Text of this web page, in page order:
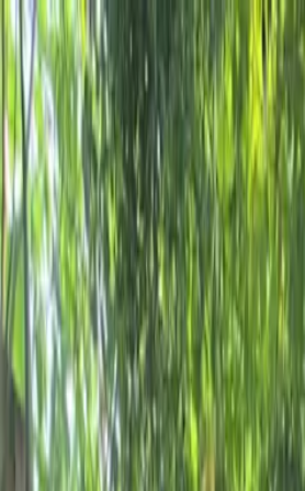
Qué hacer
Qué saber
Qué comer
Bienes Raíces
Directorio
Anúnciate
ES Suscríbete
Suscríbete
QUÉ COMER
7 restaurantes fuera del
durante Puerto Rico
Pablo Venes3 de junio de 2022